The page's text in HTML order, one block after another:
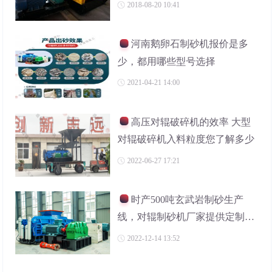
2018-08-20 10:41
河南鹅卵石制砂机报价是多
少，都用哪些型号选择
2021-04-21 14:00
高压对辊破碎机的效率 大型
对辊破碎机入料粒度您了解多少
2022-06-27 17:21
时产500吨玄武岩制砂生产
线，对辊制砂机厂家提供定制服
务 2022-12-14 13:52